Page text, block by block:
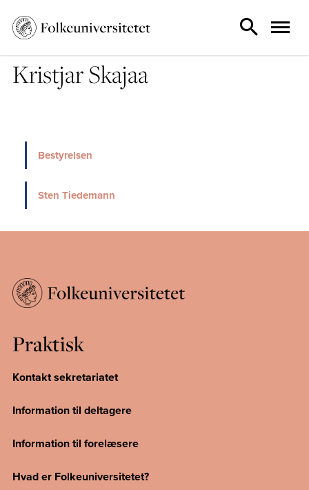
Kristjar Skajaa
Bestyrelsen
Sten Tiedemann
Praktisk
Kontakt sekretariatet
Information til deltagere
Information til forelæsere
Hvad er Folkeuniversitetet?